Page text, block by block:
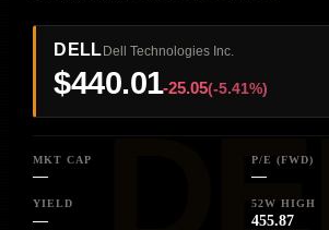
DELL Dell Technologies Inc.
$440.01-25.05(-5.41%)
MKT CAP
—
P/E (FWD)
—
YIELD
—
52W HIGH
455.87